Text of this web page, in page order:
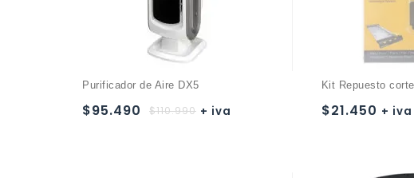
Purificador de Aire DX5
$110.990
$95.490 + iva
Kit Repuesto
$21.450 + iva